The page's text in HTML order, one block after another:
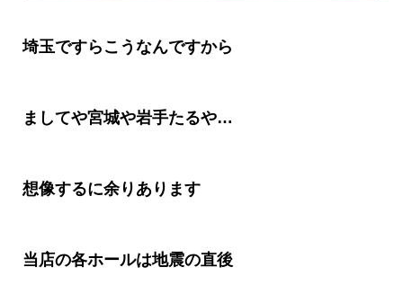
埼玉ですらこうなんですから
ましてや宮城や岩手たるや…
想像するに余りあります
当店の各ホールは地震の直後